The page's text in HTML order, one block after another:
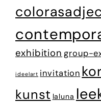
exhibition group-
ideelart invitation
kunst laluna